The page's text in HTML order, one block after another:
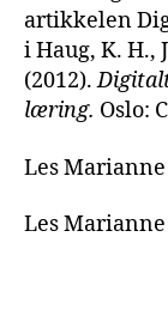
artikkelen
i Haug, K. H.,
(2012).
læring. Oslo:
Les
Les